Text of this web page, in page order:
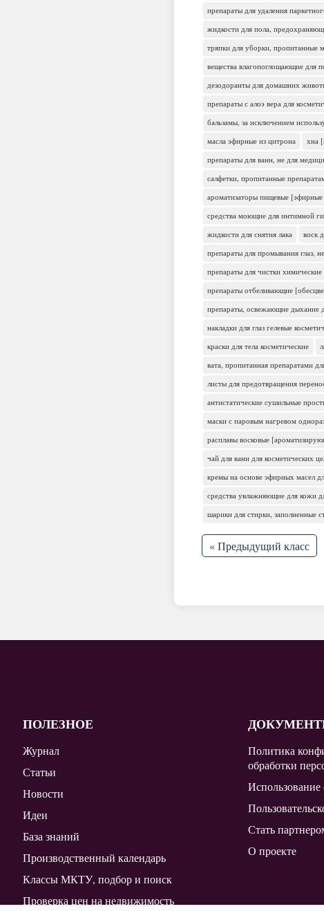
препараты для удаления
жидкости для пола,
тряпки для уборки, пропитанные
вещества влагопоглощающие для
дезодоранты для домашних
препараты с алоэ вера для
бальзамы, за исключением
масла эфирные из цитрона
хна
препараты для ванн, не для
салфетки, пропитанные
ароматизаторы пищевые [эфирные
средства моющие для интимной
жидкости для снятия лака
воск
препараты для промывания глаз,
препараты для чистки
препараты отбеливающие
препараты, освежающие дыхание
накладки для глаз гелевые
краски для тела косметические
вата, пропитанная препаратами
листы для предотвращения
антистатические сушильные
маски с паровым нагревом
расплавы восковые
чай для ванн для косметических
кремы на основе эфирных масел
средства увлажняющие для кожи
шарики для стирки, заполненные
« Предыдущий класс
ПОЛЕЗНОЕ
Журнал
Статьи
Новости
Идеи
База знаний
Производственный календарь
Классы МКТУ, подбор и поиск
Проверка цен на недвижимость
Политика
обработки
Стать
О проекте